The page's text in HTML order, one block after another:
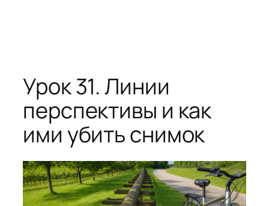
Урок 31. Линии
перспективы и как
ими убить снимок